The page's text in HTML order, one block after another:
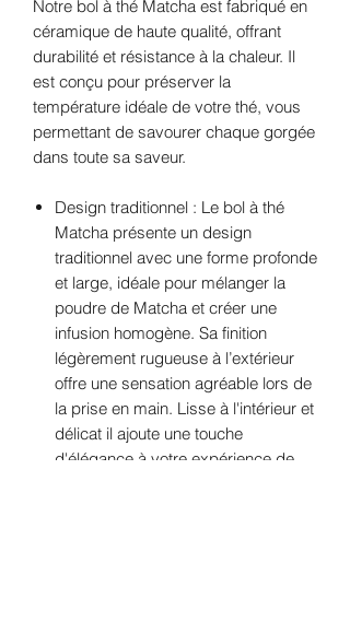
Notre bol à thé Matcha est fabriqué en
céramique de haute qualité, offrant
durabilité et résistance à la chaleur. Il
est conçu pour préserver la
température idéale de votre thé, vous
permettant de savourer chaque gorgée
dans toute sa saveur.
Design traditionnel : Le bol à thé
Matcha présente un design
traditionnel avec une forme profonde
et large, idéale pour mélanger la
poudre de Matcha et créer une
infusion homogène. Sa finition
légèrement rugueuse à l’extérieur
offre une sensation agréable lors de
la prise en main. Lisse à l'intérieur et
délicat il ajoute une touche
d'élégance à votre expérience de